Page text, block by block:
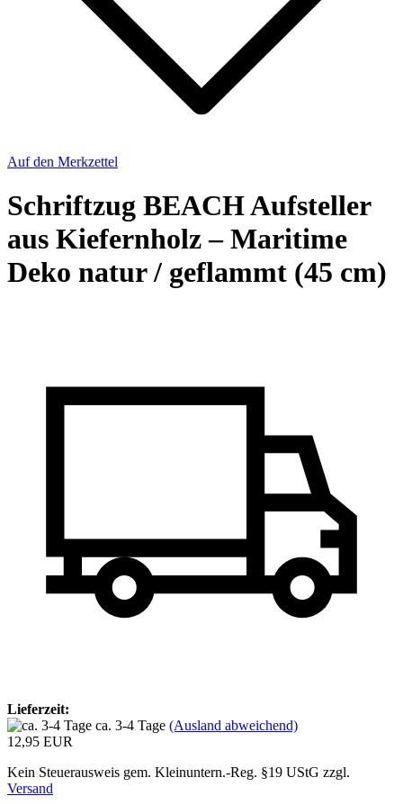
Auf den Merkzettel
Schriftzug BEACH Aufsteller
aus Kiefernholz – Maritime
Deko natur / geflammt (45 cm)
Lieferzeit:
ca. 3-4 Tage (Ausland abweichend)
12,95 EUR
Kein Steuerausweis gem. Kleinuntern.-Reg. §19 UStG zzgl.
Versand